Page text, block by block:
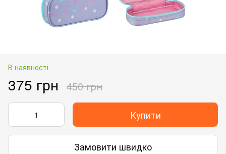
В наявності
375 грн 450 грн
Купити
Замовити швидко